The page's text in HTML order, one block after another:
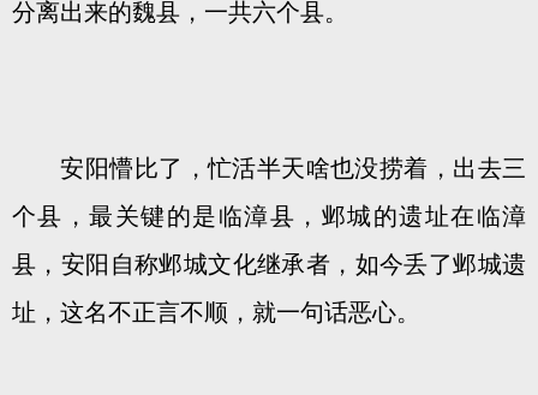
分离出来的魏县，一共六个县。
安阳懵比了，忙活半天啥也没捞着，出去三
个县，最关键的是临漳县，邺城的遗址在临漳
县，安阳自称邺城文化继承者，如今丢了邺城遗
址，这名不正言不顺，就一句话恶心。